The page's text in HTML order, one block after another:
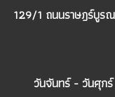
129/1 ถนนราษฎร์บูร
วันจันทร์ - วันศุก